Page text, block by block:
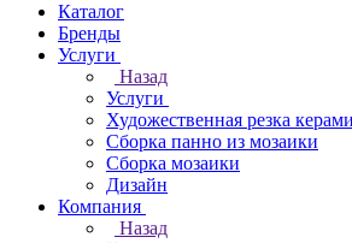
Каталог
Бренды
Услуги
Назад
Услуги
Художественная резка
Сборка панно из мозаики
Сборка мозаики
Дизайн
Компания
Назад